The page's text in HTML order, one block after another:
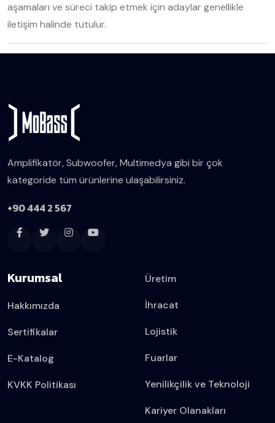
aşamaları ve süreci takip etmek için adaylar genellikle
iletişim halinde tutulur.
Amplifikatör, Subwoofer, Multimedya gibi bir çok
kategoride tüm ürünlerine ulaşabilirsiniz.
+90 444 2 567
Kurumsal
Hakkımızda
Sertifikalar
E-Katalog
KVKK Politikası
Üretim
İhracat
Lojistik
Fuarlar
Yenilikçilik ve Teknoloji
Kariyer Olanakları